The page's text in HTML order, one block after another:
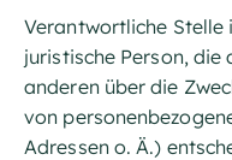
Verantwortliche
juristische Person,
anderen über die
von
Adressen o. Ä.)